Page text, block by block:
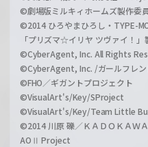
©劇場版ミルキィホームズ製作委
©2014 ひろやまひろし・TYPE-
「プリズマ☆イリヤ ツヴァイ！」
©CyberAgent, Inc. All Rights
©CyberAgent, Inc. /ガールフレン
©FHO／ギガントプロジェクト
©VisualArt's/Key/SProject
©VisualArt's/Key/Team Little
©2014 川原 礫／ＫＡＤＯＫＡＷ
AOⅡ Project